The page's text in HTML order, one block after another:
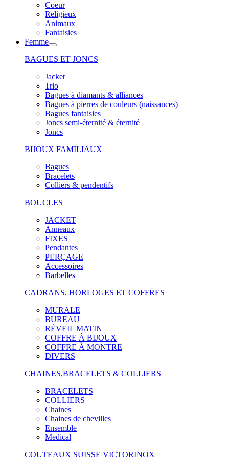
Coeur
Religieux
Animaux
Fantaisies
Femme
BAGUES ET JONCS
Jacket
Trio
Bagues à diamants & alliances
Bagues à pierres de couleurs (naissances)
Bagues fantaisies
Joncs semi-éternité & éternité
Joncs
BIJOUX FAMILIAUX
Bagues
Bracelets
Colliers & pendentifs
BOUCLES
JACKET
Anneaux
FIXES
Pendantes
PERÇAGE
Accessoires
Barbelles
CADRANS, HORLOGES ET COFFRES
MURALE
BUREAU
RÉVEIL MATIN
COFFRE À BIJOUX
COFFRE À MONTRE
DIVERS
CHAINES,BRACELETS & COLLIERS
BRACELETS
COLLIERS
Chaines
Chaines de chevilles
Ensemble
Medical
COUTEAUX SUISSE VICTORINOX